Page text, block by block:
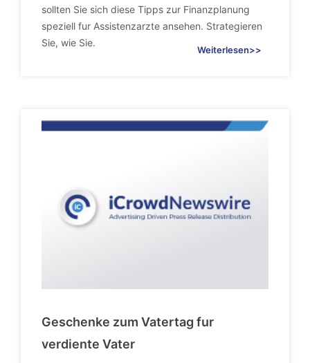
sollten Sie sich diese Tipps zur Finanzplanung
speziell fur Assistenzarzte ansehen. Strategieren
Sie, wie Sie.
Weiterlesen>>
Geschenke zum Vatertag fur
verdiente Vater